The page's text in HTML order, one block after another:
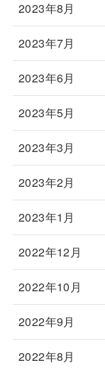
2023年8月
2023年7月
2023年6月
2023年5月
2023年3月
2023年2月
2023年1月
2022年12月
2022年10月
2022年9月
2022年8月